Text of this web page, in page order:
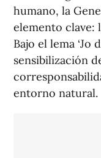
humano, la
elemento clave:
Bajo el lema ‘Jo
sensibilización
entorno natural.